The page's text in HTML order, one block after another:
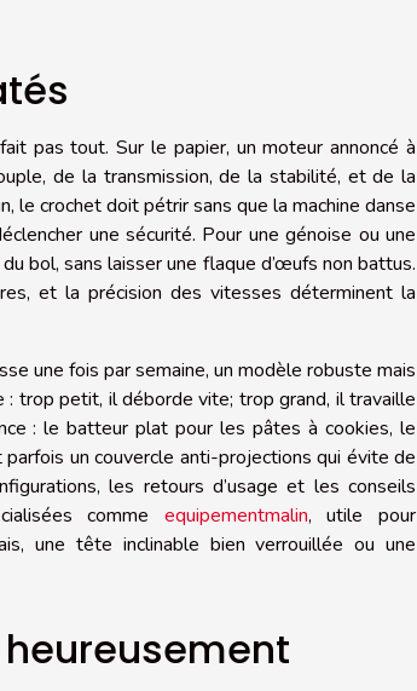
pas tout. Sur le papier, un moteur annoncé à
de la transmission, de la stabilité, et de la
le crochet doit pétrir sans que la machine danse
une sécurité. Pour une génoise ou une
bol, sans laisser une flaque d’œufs non battus.
et la précision des vitesses déterminent la
une fois par semaine, un modèle robuste mais
: trop petit, il déborde vite; trop grand, il travaille
: le batteur plat pour les pâtes à cookies, le
un couvercle anti-projections qui évite de
les retours d’usage et les conseils
comme equipementmalin, utile pour
une tête inclinable bien verrouillée ou une